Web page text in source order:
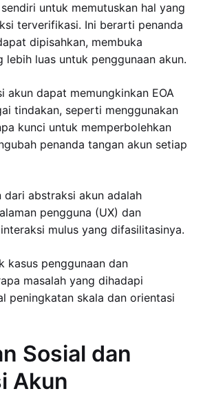
untuk memutuskan hal yang
terverifikasi. Ini berarti penanda
dipisahkan, membuka
lebih luas untuk penggunaan akun.
akun dapat memungkinkan EOA
tindakan, seperti menggunakan
kunci untuk memperbolehkan
penanda tangan akun setiap
abstraksi akun adalah
pengguna (UX) dan
mulus yang difasilitasinya.
kasus penggunaan dan
masalah yang dihadapi
peningkatan skala dan orientasi
Sosial dan
Akun